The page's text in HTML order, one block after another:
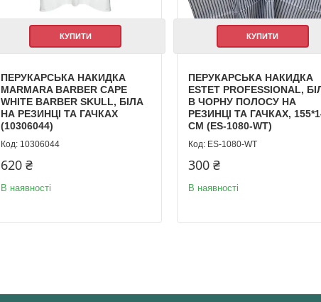
КУПИТИ
ПЕРУКАРСЬКА НАКИДКА
MARMARA BARBER CAPE
WHITE BARBER SKULL, БІЛА
НА РЕЗИНЦІ ТА ГАЧКАХ
(10306044)
10306044
620 ₴
В наявності
КУПИТИ
ПЕРУКАРСЬКА НАКИДКА
ESTET PROFESSIONAL,
В ЧОРНУ ПОЛОСУ НА
РЕЗИНЦІ ТА ГАЧКАХ,
СМ (ES-1080-WT)
ES-1080-WT
300 ₴
В наявності